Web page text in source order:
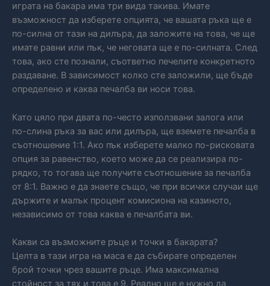
играта на бакара има три вида такива. Имате
възможност да изберете опцията, че вашата ръка ще е
по-силна от тази на дилъра, да заложите на това, че ще
имате равни или пък, че неговата ще е по-силната. След
това, ако сте познали, съответно печелите конкретното
раздаване. В зависимост колко сте заложили, ще бъде
определено и каква печалба ви носи това.
Като цяло при двата по-често използвани залога или
по-слина ръка за вас или дилъра, ще вземете печалба в
съотношение 1:1. Ако пък изберете малко по-рисковата
опция за равенство, което може да се реализира по-
рядко, то тогава ще получите съотношение за печалба
от 8:1. Важно е да знаете също, че при всички случаи ще
държите и малък процент комисиона на казиното,
независимо от това каква е печалбата ви.
Какви са възможните ръце и точки в бакарата?
Целта в тази игра на маса е да събирате определен
брой точки чрез вашите ръце. Има максимална
стойност за тях и това е 9. Реално ще е нужно да